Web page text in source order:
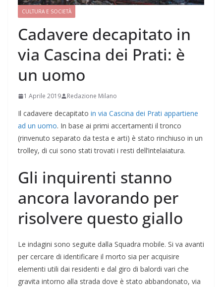
CULTURA E SOCIETÀ
Cadavere decapitato in
via Cascina dei Prati: è
un uomo
1 Aprile 2019 Redazione Milano
Il cadavere decapitato in via Cascina dei Prati appartiene
ad un uomo. In base ai primi accertamenti il tronco
(rinvenuto separato da testa e arti) è stato rinchiuso in un
trolley, di cui sono stati trovati i resti dell’intelaiatura.
Gli inquirenti stanno
ancora lavorando per
risolvere questo giallo
Le indagini sono seguite dalla Squadra mobile. Si va avanti
per cercare di identificare il morto sia per acquisire
elementi utili dai residenti e dal giro di balordi vari che
gravita intorno alla strada dove è stato abbandonato, via